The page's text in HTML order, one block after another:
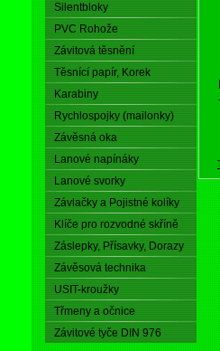
Silentbloky
PVC Rohože
Závitová těsnění
Těsnící papír, Korek
Karabiny
Rychlospojky (mailonky)
Závěsná oka
Lanové napínáky
Lanové svorky
Závlačky a Pojistné kolíky
Klíče pro rozvodné skříně
Záslepky, Přísavky, Dorazy
Závěsová technika
USIT-kroužky
Třmeny a očnice
Závitové tyče DIN 976